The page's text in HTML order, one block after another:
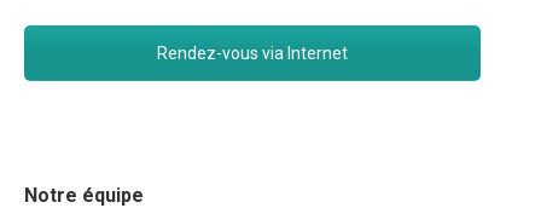
Rendez-vous via Internet
Notre équipe